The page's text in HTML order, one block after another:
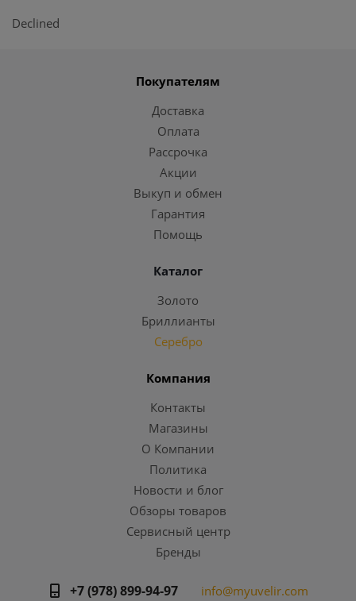
Declined
Покупателям
Доставка
Оплата
Рассрочка
Акции
Выкуп и обмен
Гарантия
Помощь
Каталог
Золото
Бриллианты
Серебро
Компания
Контакты
Магазины
О Компании
Политика
Новости и блог
Обзоры товаров
Сервисный центр
Бренды
+7 (978) 899-94-97 info@myuvelir.com